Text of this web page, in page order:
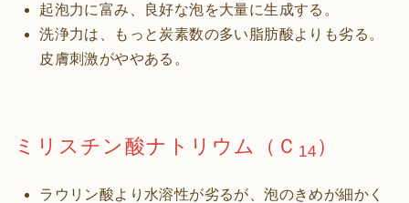
起泡力に富み、良好な泡を大量に生成する。
洗浄力は、もっと炭素数の多い脂肪酸よりも劣る。
皮膚刺激がややある。
ミリスチン酸ナトリウム（Ｃ 14 ）
ラウリン酸より水溶性が劣るが、泡のきめが細かく